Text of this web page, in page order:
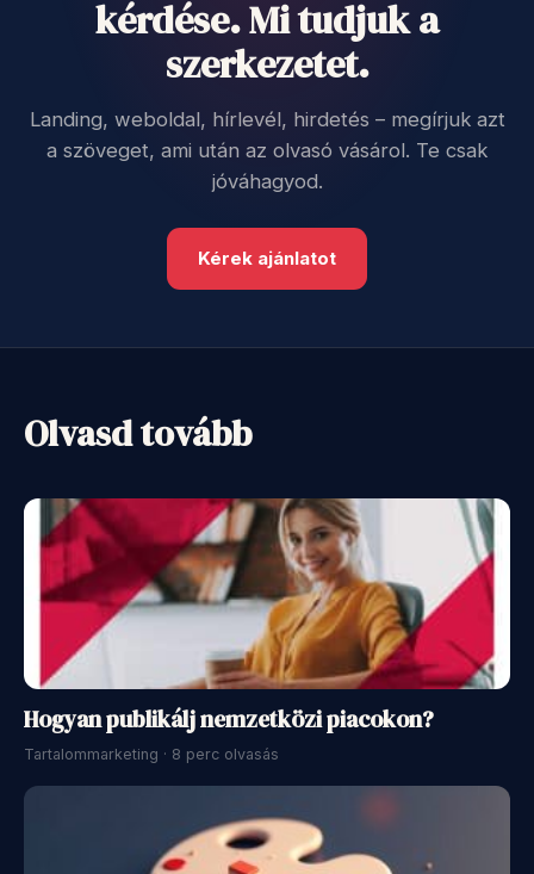
kérdése. Mi tudjuk a
szerkezetet.
Landing, weboldal, hírlevél, hirdetés – megírjuk azt
a szöveget, ami után az olvasó vásárol. Te csak
jóváhagyod.
Kérek ajánlatot
Olvasd tovább
Hogyan publikálj nemzetközi piacokon?
Tartalommarketing · 8 perc olvasás